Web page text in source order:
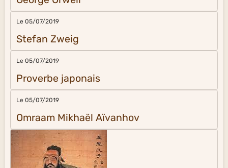
Le 05/07/2019
Stefan Zweig
Le 05/07/2019
Proverbe japonais
Le 05/07/2019
Omraam Mikhaël Aïvanhov